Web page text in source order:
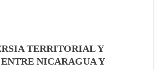
NACIONALES
(MÉXICO
CONTRA
TERRITORIAL Y
NICARAGUA Y